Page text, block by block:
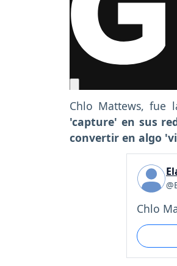
Chlo Mattews, fue
'capture' en sus
convertir en algo
Chlo